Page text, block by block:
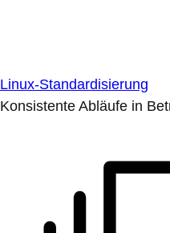
Linux-Standardisierung
Konsistente Abläufe in